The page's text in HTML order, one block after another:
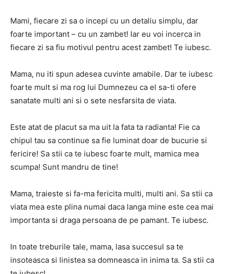
Mami, fiecare zi sa o incepi cu un detaliu simplu, dar
foarte important – cu un zambet! Iar eu voi incerca in
fiecare zi sa fiu motivul pentru acest zambet! Te iubesc.
Mama, nu iti spun adesea cuvinte amabile. Dar te iubesc
foarte mult si ma rog lui Dumnezeu ca el sa-ti ofere
sanatate multi ani si o sete nesfarsita de viata.
Este atat de placut sa ma uit la fata ta radianta! Fie ca
chipul tau sa continue sa fie luminat doar de bucurie si
fericire! Sa stii ca te iubesc foarte mult, mamica mea
scumpa! Sunt mandru de tine!
Mama, traieste si fa-ma fericita multi, multi ani. Sa stii ca
viata mea este plina numai daca langa mine este cea mai
importanta si draga persoana de pe pamant. Te iubesc.
In toate treburile tale, mama, lasa succesul sa te
insoteasca si linistea sa domneasca in inima ta. Sa stii ca